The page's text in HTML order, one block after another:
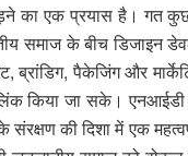
का एक प्रयास है। गत
समाज के बीच डिजाइन
पैकेजिंग और
किया जा सके।
संरक्षण की दिशा में एक